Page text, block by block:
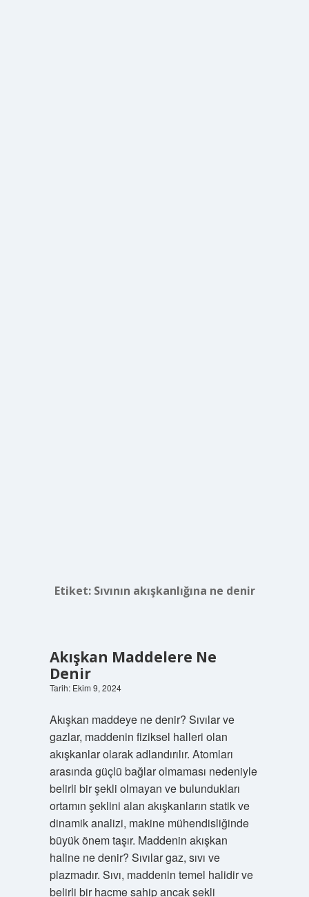
Etiket: Sıvının akışkanlığına ne denir
Akışkan Maddelere Ne
Denir
Tarih: Ekim 9, 2024
Akışkan maddeye ne denir? Sıvılar ve
gazlar, maddenin fiziksel halleri olan
akışkanlar olarak adlandırılır. Atomları
arasında güçlü bağlar olmaması nedeniyle
belirli bir şekli olmayan ve bulundukları
ortamın şeklini alan akışkanların statik ve
dinamik analizi, makine mühendisliğinde
büyük önem taşır. Maddenin akışkan
haline ne denir? Sıvılar gaz, sıvı ve
plazmadır. Sıvı, maddenin temel halidir ve
belirli bir hacme sahip ancak şekli